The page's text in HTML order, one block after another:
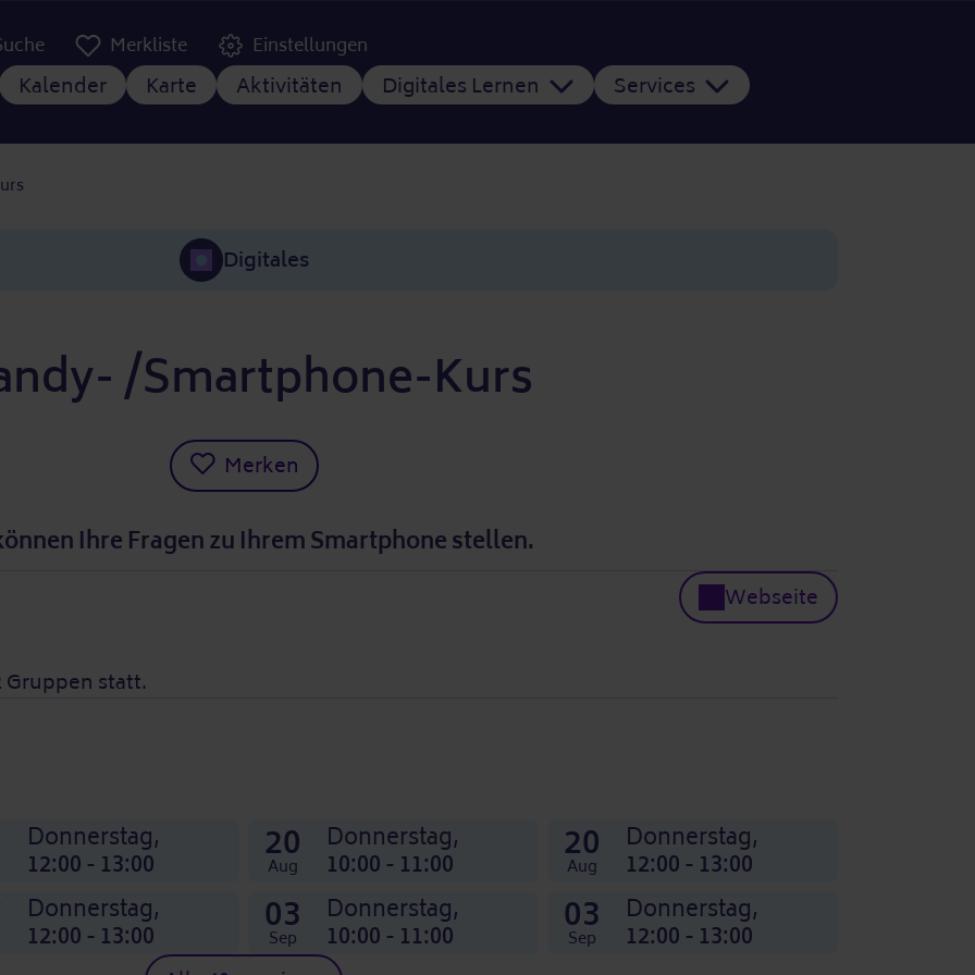
Kalender Karte Aktivitäten Digitales Lernen Services
Kopfzeile Merkliste Einstellungen
Digitales
/Smartphone-Kurs
Merken
Ihre Fragen zu Ihrem Smartphone stellen.
Webseite
statt.
Donnerstag,
12:00 - 13:00 20
Aug
Donnerstag,
10:00 - 11:00 20
Aug
Donnerstag,
12:00 - 13:00
Donnerstag,
12:00 - 13:00 03
Sep
Donnerstag,
10:00 - 11:00 03
Sep
Donnerstag,
12:00 - 13:00